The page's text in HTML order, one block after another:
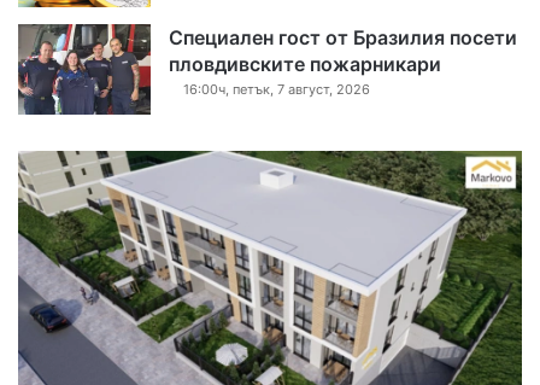
Специален гост от Бразилия посети
пловдивските пожарникари
16:00ч, петък, 7 август, 2026